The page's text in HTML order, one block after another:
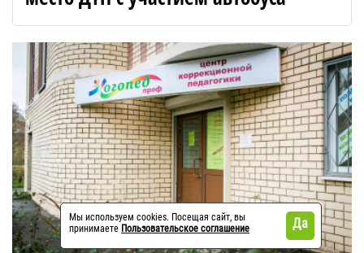
Мы используем cookies. Посещая сайт, вы
принимаете Пользовательское соглашение Да